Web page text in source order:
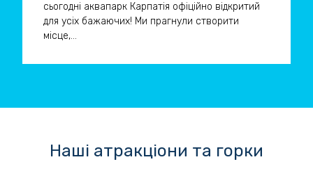
сьогодні аквапарк Карпатія офіційно відкритий
для усіх бажаючих! Ми прагнули створити
місце,...
Наші атракціони та горки